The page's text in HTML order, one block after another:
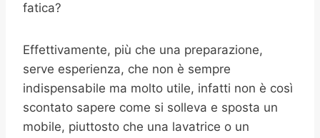
fatica?
Effettivamente, più che una preparazione,
serve esperienza, che non è sempre
indispensabile ma molto utile, infatti non è così
scontato sapere come si solleva e sposta un
mobile, piuttosto che una lavatrice o un